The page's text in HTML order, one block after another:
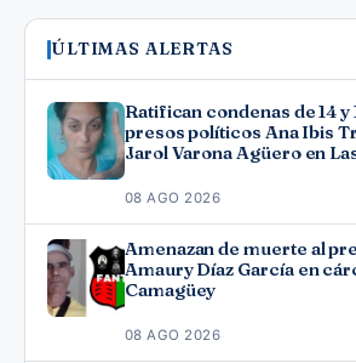
ÚLTIMAS ALERTAS
Ratifican condenas de 14 y
presos políticos Ana Ibis
Jarol Varona Agüero en
08 AGO 2026
Amenazan de muerte al
Amaury Díaz García en
Camagüey
08 AGO 2026